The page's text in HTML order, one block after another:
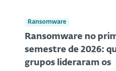
Ransomware
Ransomware no
semestre de 2026:
grupos lideraram os